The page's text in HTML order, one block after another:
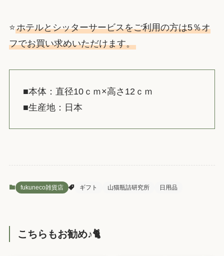
⭐️ホテルとシッターサービスをご利用の方は5％オ
フでお買い求めいただけます。
■本体：直径10ｃｍ×高さ12ｃｍ
■生産地：日本
fukuneco雑貨店 ギフト 山猫瓶詰研究所 日用品
こちらもお勧め♪🐈️